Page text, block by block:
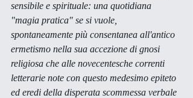
sensibile e spirituale: una quotidiana
"magia pratica" se si vuole,
spontaneamente più consentanea all'antico
ermetismo nella sua accezione di gnosi
religiosa che alle novecentesche correnti
letterarie note con questo medesimo epiteto
ed eredi della disperata scommessa verbale